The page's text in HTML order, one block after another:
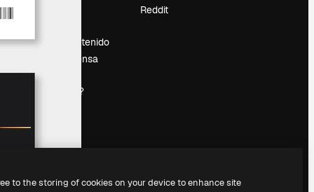
Vender contenido
Sala de prensa
¿Buscas
magnific.ai?
Reddit
to the storing of cookies on your device to enhance site